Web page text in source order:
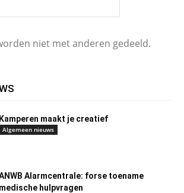
niet met anderen gedeeld.
Kamperen maakt je creatief
Algemeen nieuws
Alarmcentrale: forse toename
medische hulpvragen